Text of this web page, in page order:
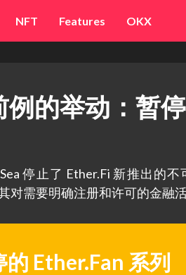
NFT Features OKX
例的举动：暂
停止了 Ether.Fi 新推出的不
对需要明确注册和许可的金融活
Ether.Fan 系列